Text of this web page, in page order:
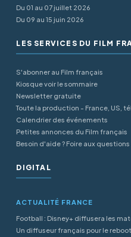
Du 01 au 07 juillet 2026
Du 09 au 15 juin 2026
LES SERVICES DU FILM
S'abonner au Film français
Kiosque voir le sommaire
Newsletter gratuite
Toute la production - France, US,
Calendrier des événements
Petites annonces du Film français
Besoin d'aide ? Foire aux questions
DIGITAL
ACTUALITÉ FRANCE
Football : Disney+ diffusera les
Un diffuseur français pour le